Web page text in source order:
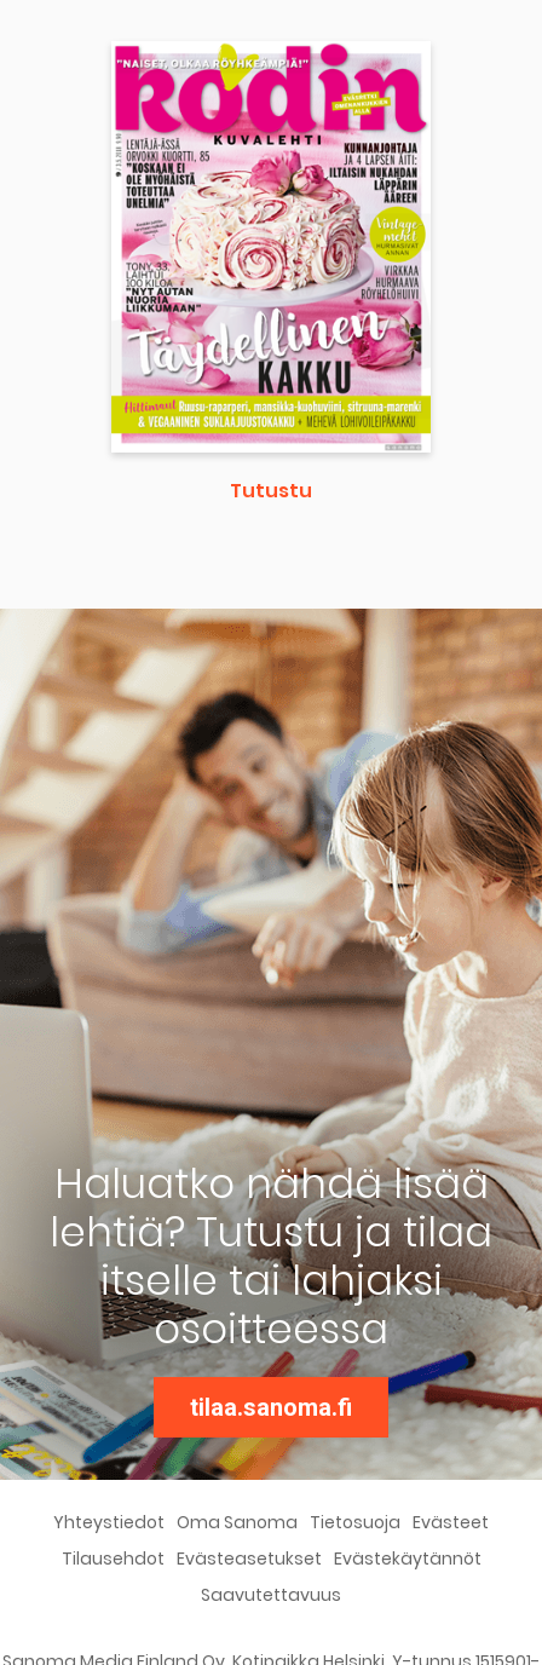
Tutustu
Haluatko nähdä lisää
lehtiä? Tutustu ja tilaa
itselle tai lahjaksi
osoitteessa
tilaa.sanoma.fi
Yhteystiedot Oma Sanoma Tietosuoja Evästeet
Tilausehdot Evästeasetukset Evästekäytännöt
Saavutettavuus